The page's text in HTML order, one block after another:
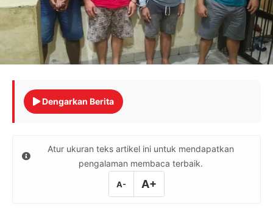
Dengarkan Berita
Atur ukuran teks artikel ini untuk mendapatkan
pengalaman membaca terbaik.
A- A+